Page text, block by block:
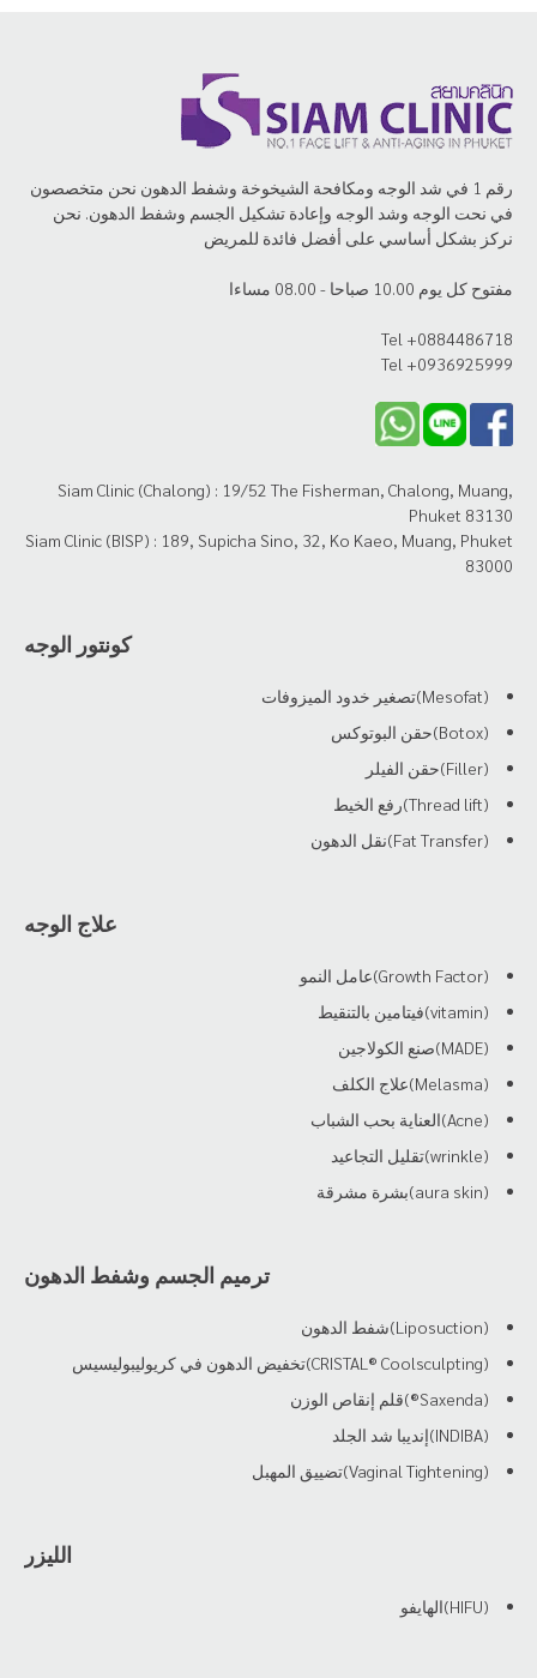
رقم 1 في شد الوجه ومكافحة الشيخوخة وشفط الدهون نحن متخصصون
في نحت الوجه وشد الوجه وإعادة تشكيل الجسم وشفط الدهون. نحن
نركز بشكل أساسي على أفضل فائدة للمريض
مفتوح كل يوم 10.00 صباحا - 08.00 مساءا
Tel +0884486718
Tel +0936925999
Siam Clinic (Chalong) : 19/52 The Fisherman, Chalong, Muang,
Phuket 83130
Siam Clinic (BISP) : 189, Supicha Sino, 32, Ko Kaeo, Muang, Phuket
83000
كونتور الوجه
(Mesofat)تصغير خدود الميزوفات
(Botox)حقن البوتوكس
(Filler)حقن الفيلر
(Thread lift)رفع الخيط
(Fat Transfer)نقل الدهون
علاج الوجه
(Growth Factor)عامل النمو
(vitamin)فيتامين بالتنقيط
(MADE)صنع الكولاجين
(Melasma)علاج الكلف
(Acne)العناية بحب الشباب
(wrinkle)تقليل التجاعيد
(aura skin)بشرة مشرقة
ترميم الجسم وشفط الدهون
(Liposuction)شفط الدهون
(CRISTAL® Coolsculpting)تخفيض الدهون في كريوليبوليسيس
(Saxenda®)قلم إنقاص الوزن
(INDIBA)إنديبا شد الجلد
(Vaginal Tightening)تضييق المهبل
الليزر
(HIFU)الهايفو